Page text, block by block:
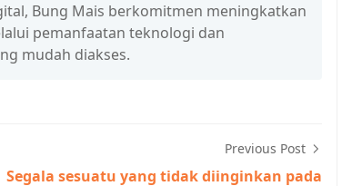
Bung Mais berkomitmen meningkatkan
pemanfaatan teknologi dan
mudah diakses.
Previous Post
Segala sesuatu yang tidak diinginkan pada